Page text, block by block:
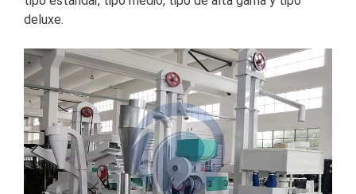
deluxe.